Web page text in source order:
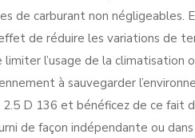
de carburant non
de réduire les variations de
limiter l’usage de la climatisation
à sauvegarder
D 136 et bénéficez de ce fait
de façon indépendante ou